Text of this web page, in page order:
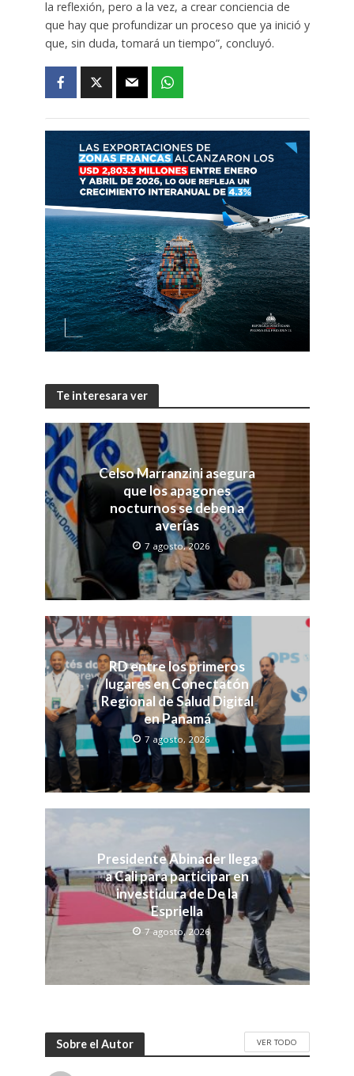
la reflexión, pero a la vez, a crear conciencia de
que hay que profundizar un proceso que ya inició y
que, sin duda, tomará un tiempo”, concluyó.
Te interesara ver
Celso Marranzini asegura
que los apagones
nocturnos se deben a
averías
7 agosto, 2026
RD entre los primeros
lugares en Conectatón
Regional de Salud Digital
en Panamá
7 agosto, 2026
Presidente Abinader llega
a Cali para participar en
investidura de De la
Espriella
7 agosto, 2026
Sobre el Autor VER TODO